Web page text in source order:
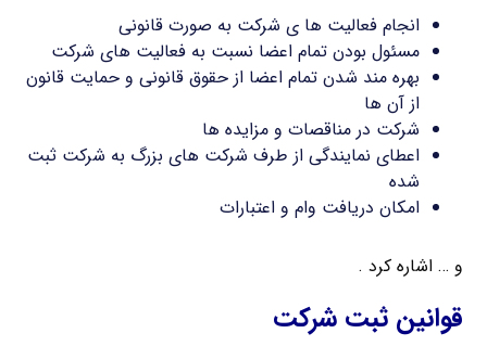
انجام فعالیت ها ی شرکت به صورت قانونی
مسئول بودن تمام اعضا نسبت به فعالیت های شرکت
بهره مند شدن تمام اعضا از حقوق قانونی و حمایت قانون
از آن ها
شرکت در مناقصات و مزایده ها
اعطای نمایندگی از طرف شرکت های بزرگ به شرکت ثبت
شده
امکان دریافت وام و اعتبارات
و … اشاره کرد .
قوانین ثبت شرکت